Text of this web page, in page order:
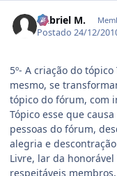
Gabriel M.
Postado24/12/
5º- A criação do
mesmo, se
tópico do fórum, com
Tópico esse que
pessoas do fórum,
alegria e
Livre, lar da
respeitáveis